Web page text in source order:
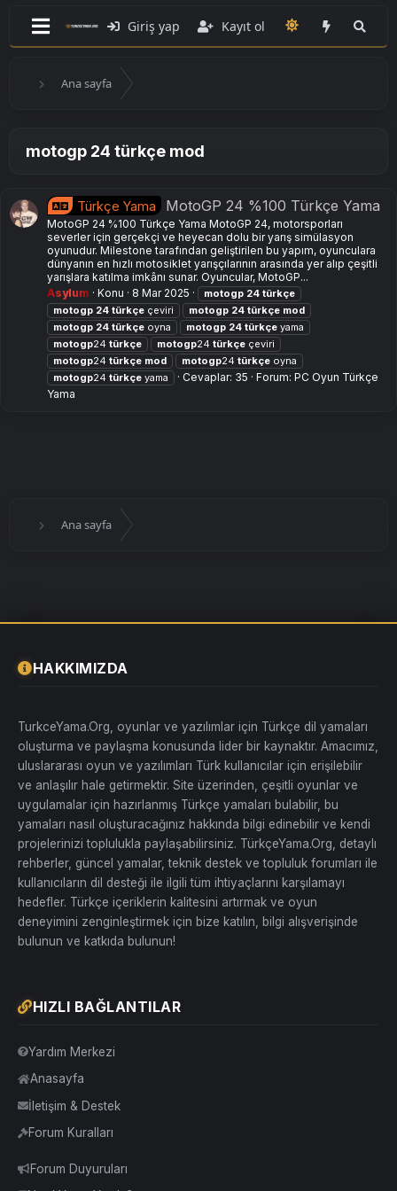
Giriş yap Kayıt ol
Ana sayfa
motogp 24 türkçe mod
Türkçe Yama MotoGP 24 %100 Türkçe Yama
MotoGP 24 %100 Türkçe Yama MotoGP 24, motorsporları
severler için gerçekçi ve heyecan dolu bir yarış simülasyon
oyunudur. Milestone tarafından geliştirilen bu yapım, oyunculara
dünyanın en hızlı motosiklet yarışçılarının arasında yer alıp çeşitli
yarışlara katılma imkânı sunar. Oyuncular, MotoGP...
Asylum
Konu 8 Mar 2025 motogp 24 türkçe
motogp 24 türkçe çeviri motogp 24 türkçe mod
motogp 24 türkçe oyna motogp 24 türkçe yama
motogp24 türkçe motogp24 türkçe çeviri
motogp24 türkçe mod motogp24 türkçe oyna
motogp24 türkçe yama Cevaplar: 35 Forum: PC Oyun Türkçe
Yama
Ana sayfa
HAKKIMIZDA
TurkceYama.Org, oyunlar ve yazılımlar için Türkçe dil yamaları
oluşturma ve paylaşma konusunda lider bir kaynaktır. Amacımız,
uluslararası oyun ve yazılımları Türk kullanıcılar için erişilebilir
ve anlaşılır hale getirmektir. Site üzerinden, çeşitli oyunlar ve
uygulamalar için hazırlanmış Türkçe yamaları bulabilir, bu
yamaları nasıl oluşturacağınız hakkında bilgi edinebilir ve kendi
projelerinizi toplulukla paylaşabilirsiniz. TürkçeYama.Org, detaylı
rehberler, güncel yamalar, teknik destek ve topluluk forumları ile
kullanıcıların dil desteği ile ilgili tüm ihtiyaçlarını karşılamayı
hedefler. Türkçe içeriklerin kalitesini artırmak ve oyun
deneyimini zenginleştirmek için bize katılın, bilgi alışverişinde
bulunun ve katkıda bulunun!
HIZLI BAĞLANTILAR
Yardım Merkezi
Anasayfa
İletişim & Destek
Forum Kuralları
Forum Duyuruları